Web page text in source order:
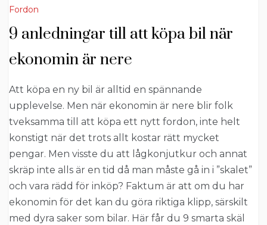
Fordon
9 anledningar till att köpa bil när
ekonomin är nere
Att köpa en ny bil är alltid en spännande
upplevelse. Men när ekonomin är nere blir folk
tveksamma till att köpa ett nytt fordon, inte helt
konstigt när det trots allt kostar rätt mycket
pengar. Men visste du att lågkonjutkur och annat
skräp inte alls är en tid då man måste gå in i ”skalet”
och vara rädd för inköp? Faktum är att om du har
ekonomin för det kan du göra riktiga klipp, särskilt
med dyra saker som bilar. Här får du 9 smarta skäl